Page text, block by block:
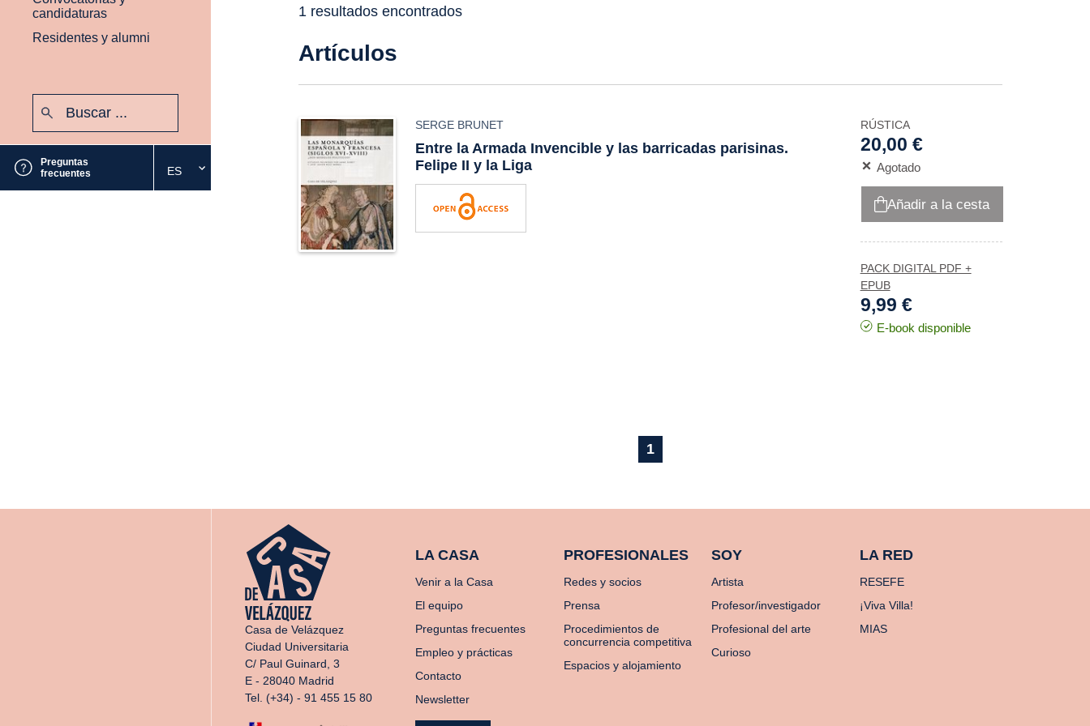
candidaturas
Residentes y alumni
Preguntas
frecuentes
Seleccione
el
ES
1 resultados encontrados
Artículos
SERGE BRUNET
Entre la Armada Invencible y las barricadas parisinas.
Felipe II y la Liga
RÚSTICA
20,00 €
Agotado
Añadir a la cesta
PACK DIGITAL PDF +
EPUB
9,99 €
E-book disponible
1
Casa de Velázquez
Ciudad Universitaria
C/ Paul Guinard, 3
E - 28040 Madrid
Tel. (+34) - 91 455 15 80
LA CASA
Venir a la Casa
El equipo
Preguntas frecuentes
Empleo y prácticas
Contacto
Newsletter
PROFESIONALES
Redes y socios
Prensa
Procedimientos de
concurrencia competitiva
Espacios y alojamiento
SOY
Artista
Profesor/investigador
Profesional del arte
Curioso
LA RED
RESEFE
¡Viva Villa!
MIAS